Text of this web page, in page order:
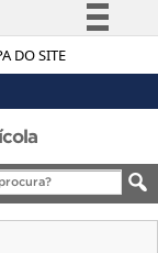
DO SITE
informação